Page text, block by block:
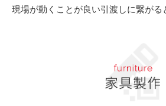
現場が動くことが良い引渡しに繋がる